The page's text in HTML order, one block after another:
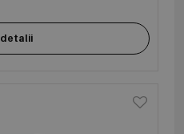
detalii